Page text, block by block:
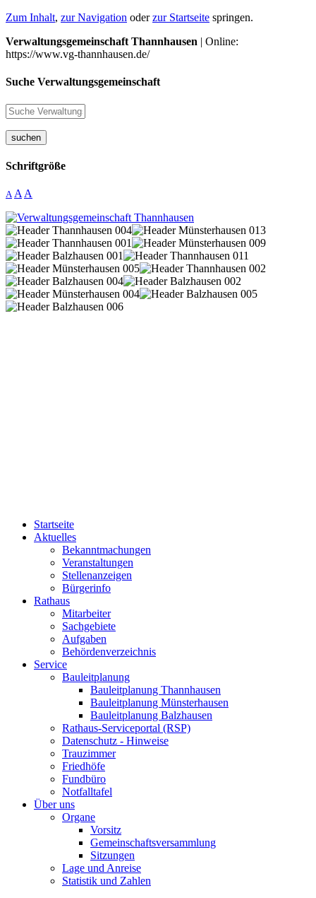
Zum Inhalt, zur Navigation oderzur Startseite springen.
Verwaltungsgemeinschaft Thannhausen | Online:
https://www.vg-thannhausen.de/
Suche Verwaltungsgemeinschaft
suchen
Schriftgröße
A A A
Startseite
Aktuelles
Bekanntmachungen
Veranstaltungen
Stellenanzeigen
Bürgerinfo
Rathaus
Mitarbeiter
Sachgebiete
Aufgaben
Behördenverzeichnis
Service
Bauleitplanung
Bauleitplanung Thannhausen
Bauleitplanung Münsterhausen
Bauleitplanung Balzhausen
Rathaus-Serviceportal (RSP)
Datenschutz - Hinweise
Trauzimmer
Friedhöfe
Fundbüro
Notfalltafel
Über uns
Organe
Vorsitz
Gemeinschaftsversammlung
Sitzungen
Lage und Anreise
Statistik und Zahlen